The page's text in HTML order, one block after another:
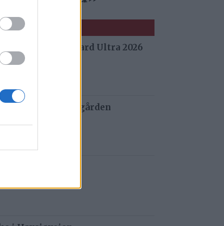
fra Stuggu Backyard Ultra 2026
siden
og tau redder de gården
Gauldalen